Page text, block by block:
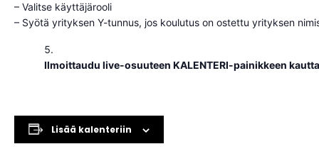
– Valitse käyttäjärooli
– Syötä yrityksen Y-tunnus, jos koulutus on ostettu yrityksen
Ilmoittaudu live-osuuteen KALENTERI-painikkeen
Lisää kalenteriin